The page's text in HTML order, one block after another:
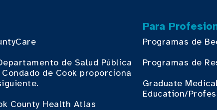
de Salud Pública
de Cook proporciona
County Health Atlas
Para
Programas de
Programas de
Graduate Medical
Education/